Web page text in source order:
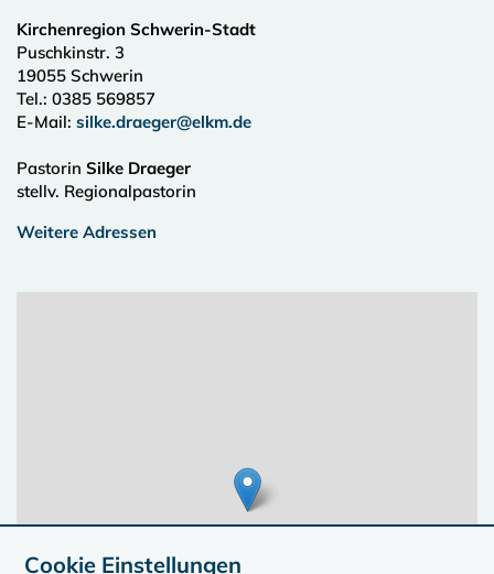
Kirchenregion Schwerin-Stadt
Puschkinstr. 3
19055 Schwerin
Tel.: 0385 569857
E-Mail: silke.draeger@elkm.de
Pastorin Silke Draeger
stellv. Regionalpastorin
Weitere Adressen
Cookie Einstellungen